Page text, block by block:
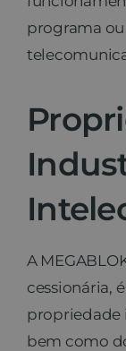
programa
A
cessionária,
propriedade
bem como